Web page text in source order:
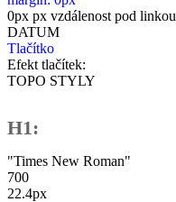
0px px vzdálenost pod linkou
DATUM
Tlačítko
Efekt tlačítek:
TOPO STYLY
H1:
"Times New Roman"
700
22.4px